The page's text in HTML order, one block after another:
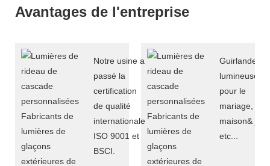
Avantages de l'entreprise
Notre usine a
passé la
certification
de qualité
internationale
ISO 9001 et
BSCI.
Guirlandes
lumineuses
pour le
mariage,
maison&
etc...